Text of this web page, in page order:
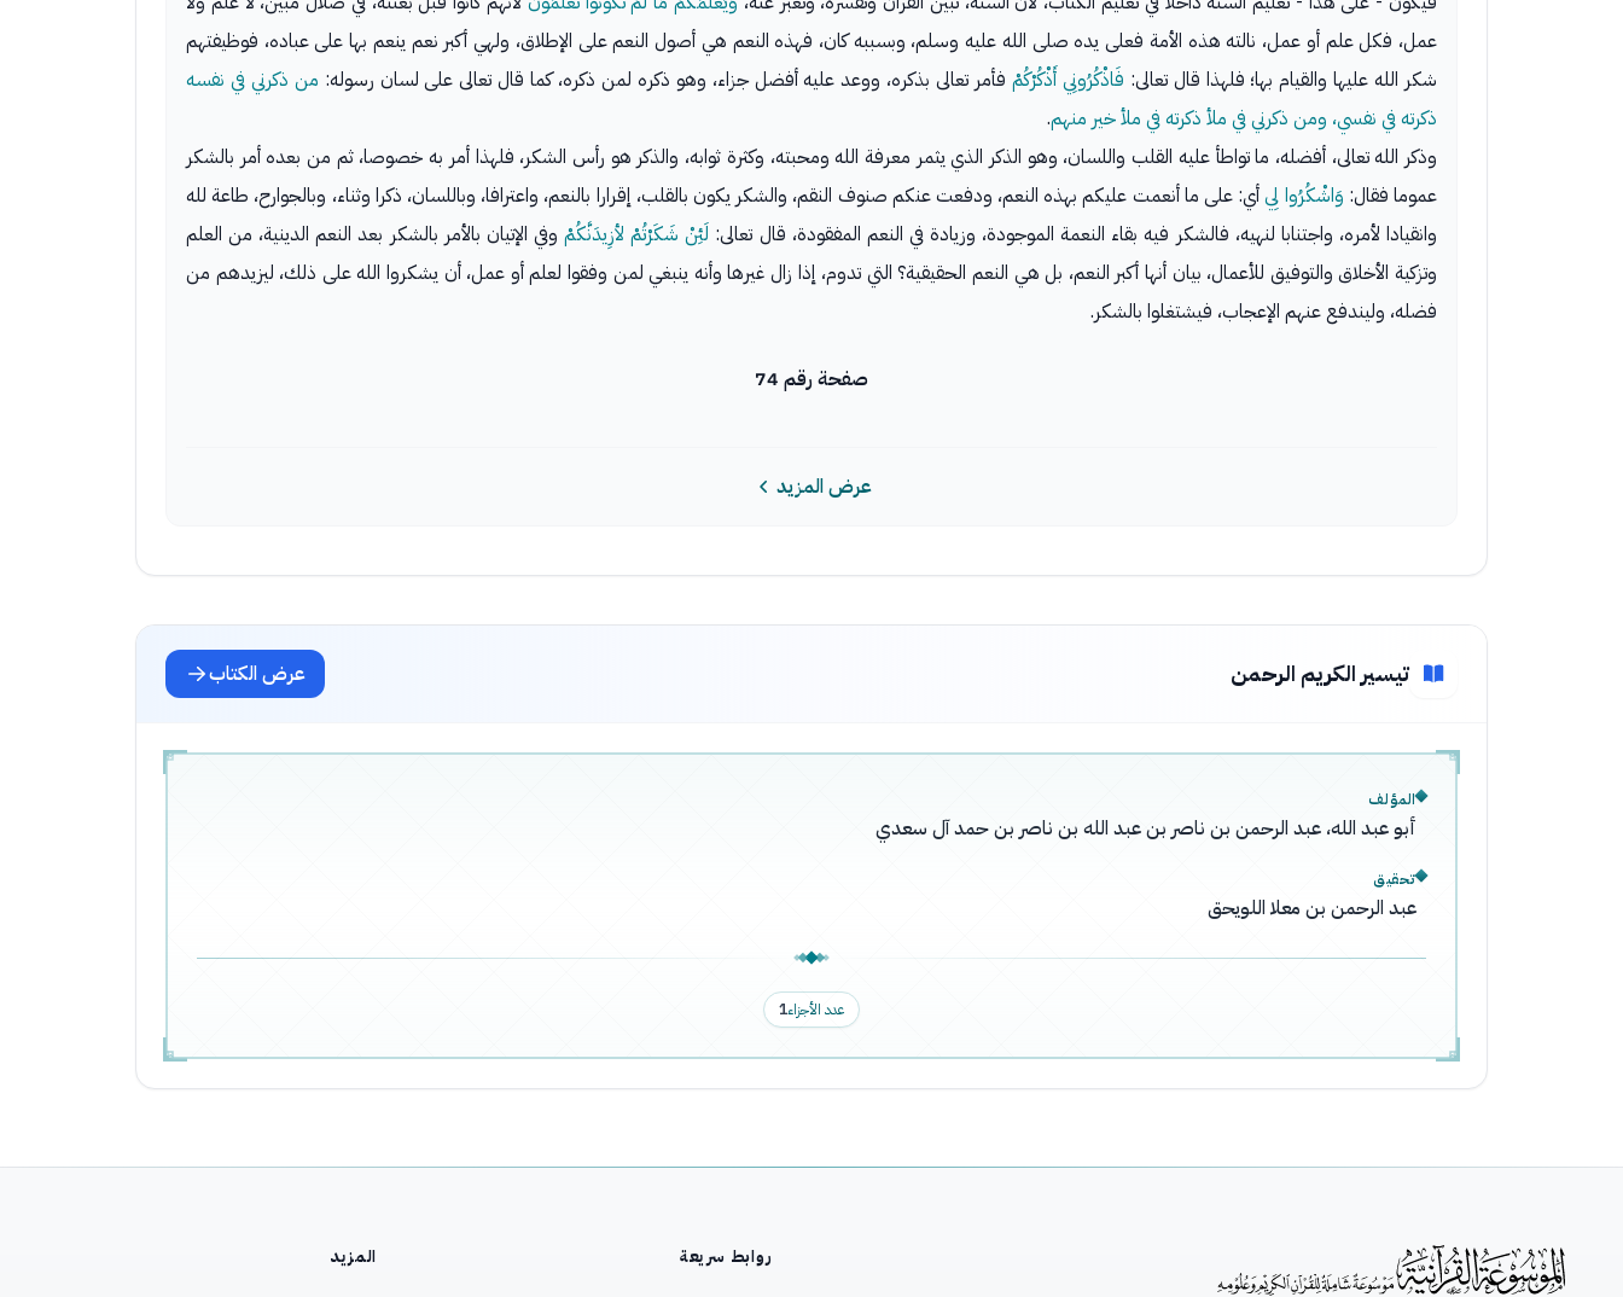
عمل، فكل علم أو عمل، نالته هذه الأمة فعلى يده صلى الله عليه وسلم، وبسببه كان، فهذه النعم هي أصول النعم على الإطلاق، ولهي أكبر نعم ينعم بها على عباده، فوظيفتهم
شكر الله عليها والقيام بها؛ فلهذا قال تعالى: فَاذْكُرُونِي أَذْكُرْكُمْ فأمر تعالى بذكره، ووعد عليه أفضل جزاء، وهو ذكره لمن ذكره، كما قال تعالى على لسان رسوله: من ذكرني في نفسه
ذكرته في نفسي، ومن ذكرني في ملأ ذكرته في ملأ خير منهم.
وذكر الله تعالى، أفضله، ما تواطأ عليه القلب واللسان، وهو الذكر الذي يثمر معرفة الله ومحبته، وكثرة ثوابه، والذكر هو رأس الشكر، فلهذا أمر به خصوصا، ثم من بعده أمر بالشكر
عموما فقال: وَاشْكُرُوا لِيأي: على ما أنعمت عليكم بهذه النعم، ودفعت عنكم صنوف النقم، والشكر يكون بالقلب، إقرارا بالنعم، واعترافا، وباللسان، ذكرا وثناء، وبالجوارح، طاعة لله
وانقيادا لأمره، واجتنابا لنهيه، فالشكر فيه بقاء النعمة الموجودة، وزيادة في النعم المفقودة، قال تعالى: لَئِنْ شَكَرْتُمْ لأزِيدَنَّكُمْوفي الإتيان بالأمر بالشكر بعد النعم الدينية، من العلم
وتزكية الأخلاق والتوفيق للأعمال، بيان أنها أكبر النعم، بل هي النعم الحقيقية؟ التي تدوم، إذا زال غيرها وأنه ينبغي لمن وفقوا لعلم أو عمل، أن يشكروا الله على ذلك، ليزيدهم من
فضله، وليندفع عنهم الإعجاب، فيشتغلوا بالشكر.
صفحة رقم 74
عرض المزيد
تيسير الكريم الرحمن عرض الكتاب
المؤلف
أبو عبد الله، عبد الرحمن بن ناصر بن عبد الله بن ناصر بن حمد آل سعدي
تحقيق
عبد الرحمن بن معلا اللويحق
عدد الأجزاء1
روابط سريعة المزيد